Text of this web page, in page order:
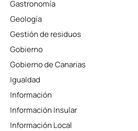
Gastronomía
Geología
Gestión de residuos
Gobierno
Gobierno de Canarias
Igualdad
Información
Información Insular
Información Local